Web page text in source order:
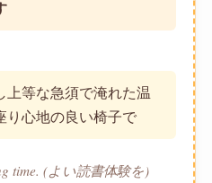
上等な急須で淹れた温
り心地の良い椅子で
time. (よい読書体験を)